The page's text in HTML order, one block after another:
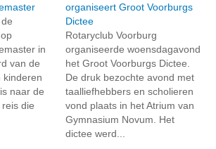
in
van de
kinderen
naar de
die
organiseert Groot Voorburgs
Dictee
Rotaryclub Voorburg
organiseerde woensdagavond
het Groot Voorburgs Dictee.
De druk bezochte avond met
taalliefhebbers en scholieren
vond plaats in het Atrium van
Gymnasium Novum. Het
dictee werd...